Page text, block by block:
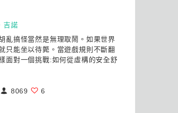
吉諾
亂搞怪當然是無理取鬧。如果世界
只能坐以待斃。當遊戲規則不斷翻
面對一個挑戰:如何從虛構的安全舒
8069 6